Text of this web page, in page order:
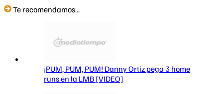
Te recomendamos...
¡PUM, PUM, PUM! Danny Ortiz pega 3 home
runs en la LMB [VIDEO]